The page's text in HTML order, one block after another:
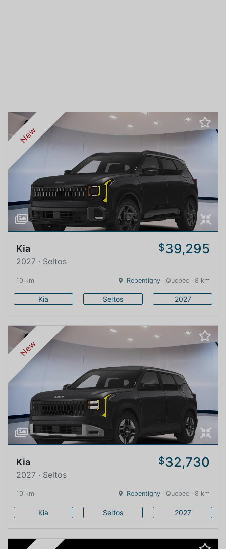
New
Kia $39,295
2027 · Seltos
10 km Repentigny · Quebec · 8 km
Kia Seltos 2027
New
Kia $32,730
2027 · Seltos
10 km Repentigny · Quebec · 8 km
Kia Seltos 2027